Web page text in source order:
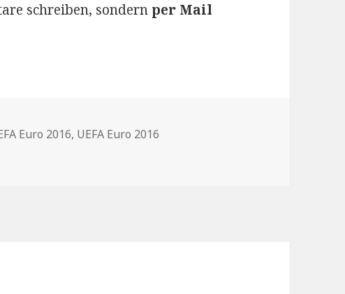
schreiben, sondern per Mail
Euro 2016, UEFA Euro 2016